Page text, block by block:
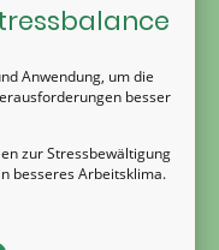
Anwendung, um die
besser
zur Stressbewältigung
besseres Arbeitsklima.